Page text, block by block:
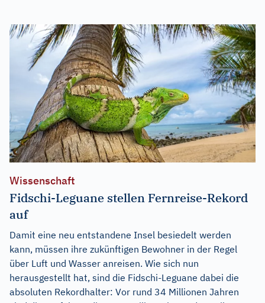
Wissenschaft
Fidschi-Leguane stellen Fernreise-Rekord
auf
Damit eine neu entstandene Insel besiedelt werden
kann, müssen ihre zukünftigen Bewohner in der Regel
über Luft und Wasser anreisen. Wie sich nun
herausgestellt hat, sind die Fidschi-Leguane dabei die
absoluten Rekordhalter: Vor rund 34 Millionen Jahren